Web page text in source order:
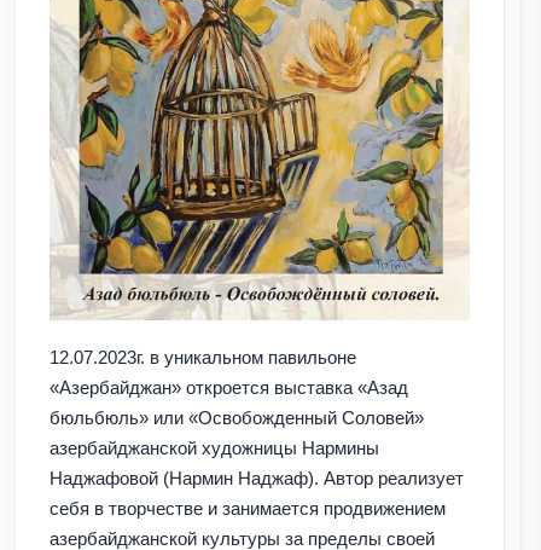
12.07.2023г. в уникальном павильоне
«Азербайджан» откроется выставка «Азад
бюльбюль» или «Освобожденный Соловей»
азербайджанской художницы Нармины
Наджафовой (Нармин Наджаф). Автор реализует
себя в творчестве и занимается продвижением
азербайджанской культуры за пределы своей